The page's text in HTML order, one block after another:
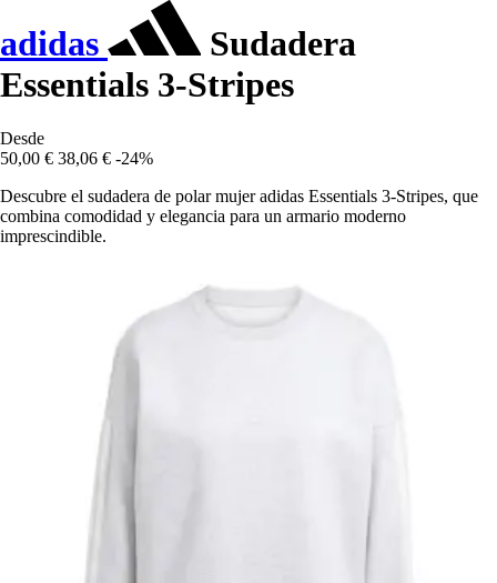
adidas
Sudadera
Essentials 3-Stripes
Desde
50,00 € 38,06 € -24%
Descubre el sudadera de polar mujer adidas Essentials 3-Stripes, que
combina comodidad y elegancia para un armario moderno
imprescindible.